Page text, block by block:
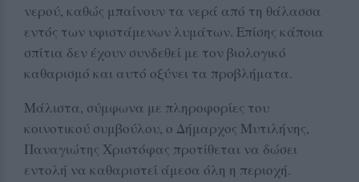
νερού, καθώς μπαίνουν τα νερά από τη θάλασσα
εντός των υφιστάμενων λυμάτων. Επίσης κάποια
σπίτια δεν έχουν συνδεθεί με τον βιολογικό
καθαρισμό και αυτό οξύνει τα προβλήματα.
Μάλιστα, σύμφωνα με πληροφορίες του
κοινοτικού συμβούλου, ο Δήμαρχος Μυτιλήνης,
Παναγιώτης Χριστόφας προτίθεται να δώσει
εντολή να καθαριστεί άμεσα όλη η περιοχή.